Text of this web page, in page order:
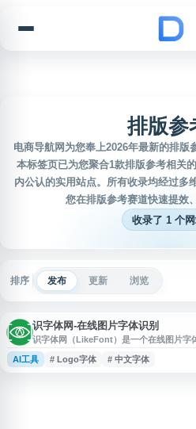
排版参
电商导航网为您奉上2026年最新的排版
本标签页已为您聚合1款排版参考相关
内公认的实用站点。所有收录均经过多
您在排版参考赛道快速提效
收录了 1 个
排序 发布 更新 浏览
识字体网-在线图片字体识别
识字体网（LikeFont）是一个在线图片字
字的图片，通过图像识别帮助查找相似或
版人员、品牌视觉从业者及字体爱好者在
AI工具 # Logo字体 # 中文字体